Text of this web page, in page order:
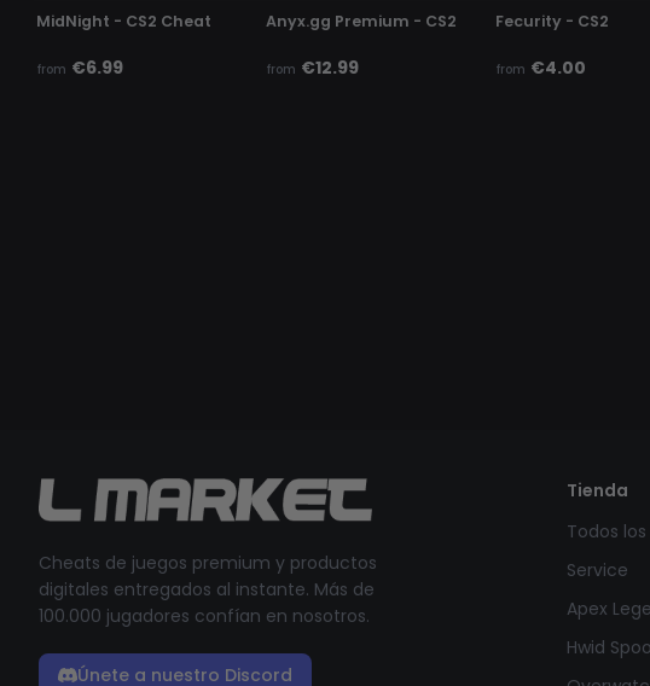
MidNight - CS2 Cheat
from €6.99
Anyx.gg Premium - CS2
from €12.99
Fecurity - CS2
from €4.00
Cheats de juegos premium y productos
digitales entregados al instante. Más de
100.000 jugadores confían en nosotros.
Únete a nuestro Discord
Tienda
Todos
Service
Apex
Hwid